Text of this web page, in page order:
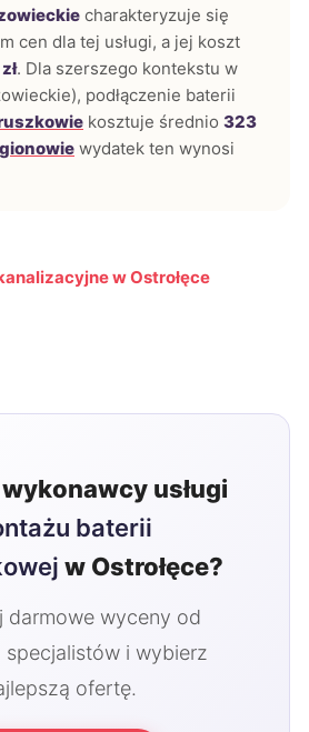
charakteryzuje się
cen dla tej usługi, a jej koszt
. Dla szerszego kontekstu w
podłączenie baterii
kosztuje średnio 323
wydatek ten wynosi
w Ostrołęce
usługi
baterii
w Ostrołęce?
darmowe wyceny od
specjalistów i wybierz
ofertę.